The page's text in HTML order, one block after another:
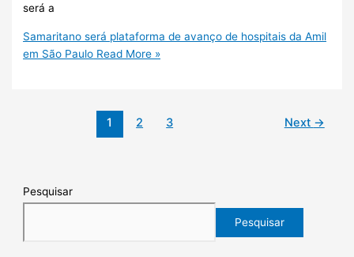
será a
Samaritano será plataforma de avanço de hospitais da Amil
em São Paulo Read More »
1 2 3 Next →
Pesquisar
Pesquisar